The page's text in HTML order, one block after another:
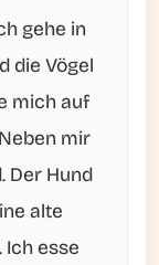
gehe in
die Vögel
mich auf
mir
Der Hund
alte
Ich esse